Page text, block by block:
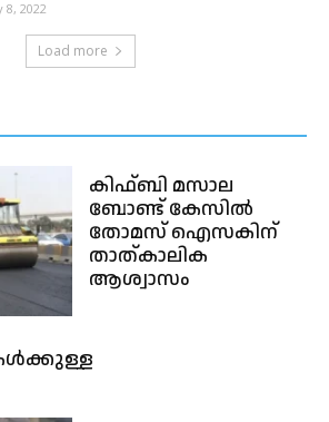
8, 2022
Load more
കിഫ്ബി മസാല
ബോണ്ട് കേസിൽ
തോമസ് ഐസകിന്
താത്കാലിക
ആശ്വാസം